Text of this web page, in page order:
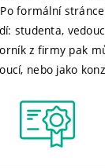
formální
studenta,
z firmy pak
nebo jako